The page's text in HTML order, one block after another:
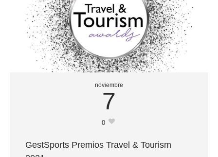
noviembre
7
0
GestSports Premios Travel & Tourism